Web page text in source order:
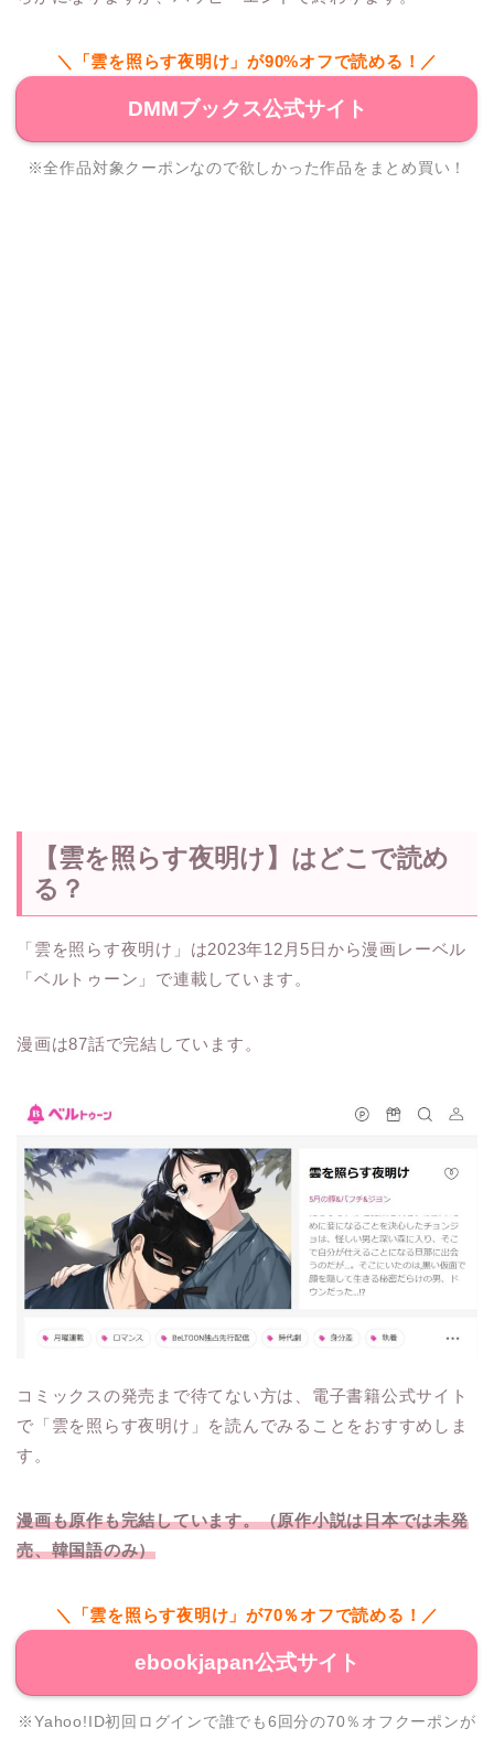
＼「雲を照らす夜明け」が90%オフで読める！／
DMMブックス公式サイト
※全作品対象クーポンなので欲しかった作品をまとめ買い！
【雲を照らす夜明け】はどこで読め
る？
「雲を照らす夜明け」は2023年12月5日から漫画レーベル
「ベルトゥーン」で連載しています。
漫画は87話で完結しています。
コミックスの発売まで待てない方は、電子書籍公式サイト
で「雲を照らす夜明け」を読んでみることをおすすめしま
す。
漫画も原作も完結しています。（原作小説は日本では未発
売、韓国語のみ）
＼「雲を照らす夜明け」が70％オフで読める！／
ebookjapan公式サイト
※Yahoo!ID初回ログインで誰でも6回分の70％オフクーポンが